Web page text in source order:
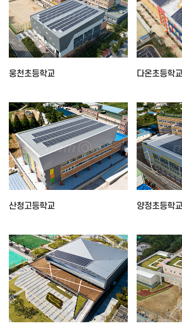
웅천초등학교 다온초등학교
산청고등학교 양정초등학교